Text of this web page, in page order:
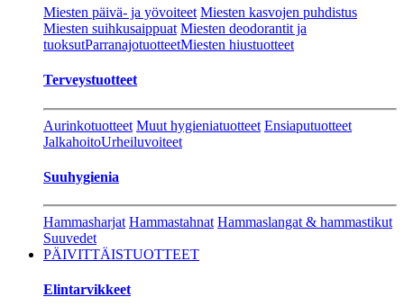
Miesten päivä- ja yövoiteet Miesten kasvojen puhdistus
Miesten suihkusaippuat Miesten deodorantit ja
tuoksutParranajotuotteetMiesten hiustuotteet
Terveystuotteet
Aurinkotuotteet Muut hygieniatuotteet Ensiaputuotteet
JalkahoitoUrheiluvoiteet
Suuhygienia
Hammasharjat Hammastahnat Hammaslangat & hammastikut
Suuvedet
PÄIVITTÄISTUOTTEET
Elintarvikkeet